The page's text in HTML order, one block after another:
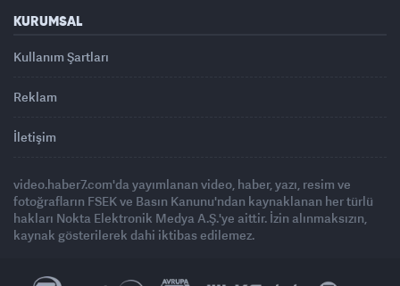
KURUMSAL
Kullanım Şartları
Reklam
İletişim
video.haber7.com'da yayımlanan video, haber, yazı, resim ve
fotoğrafların FSEK ve Basın Kanunu'ndan kaynaklanan her türlü
hakları Nokta Elektronik Medya A.Ş.'ye aittir. İzin alınmaksızın,
kaynak gösterilerek dahi iktibas edilemez.